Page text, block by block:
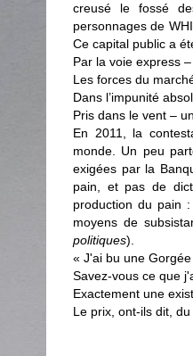
creusé le fossé
personnages de
Ce capital public a
Par la voie express
Les forces du
Dans l’impunité
Pris dans le vent –
En 2011, la
monde. Un peu
exigées par la
pain, et pas de
production du pain
moyens de
politiques).
« J'ai bu une
Savez-vous ce que
Exactement une
Le prix, ont-ils dit,